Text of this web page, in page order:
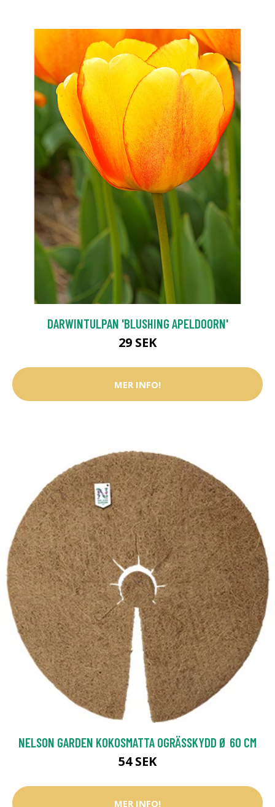
DARWINTULPAN 'BLUSHING APELDOORN'
29 SEK
MER INFO!
NELSON GARDEN KOKOSMATTA OGRÄSSKYDD Ø 60 CM
54 SEK
MER INFO!